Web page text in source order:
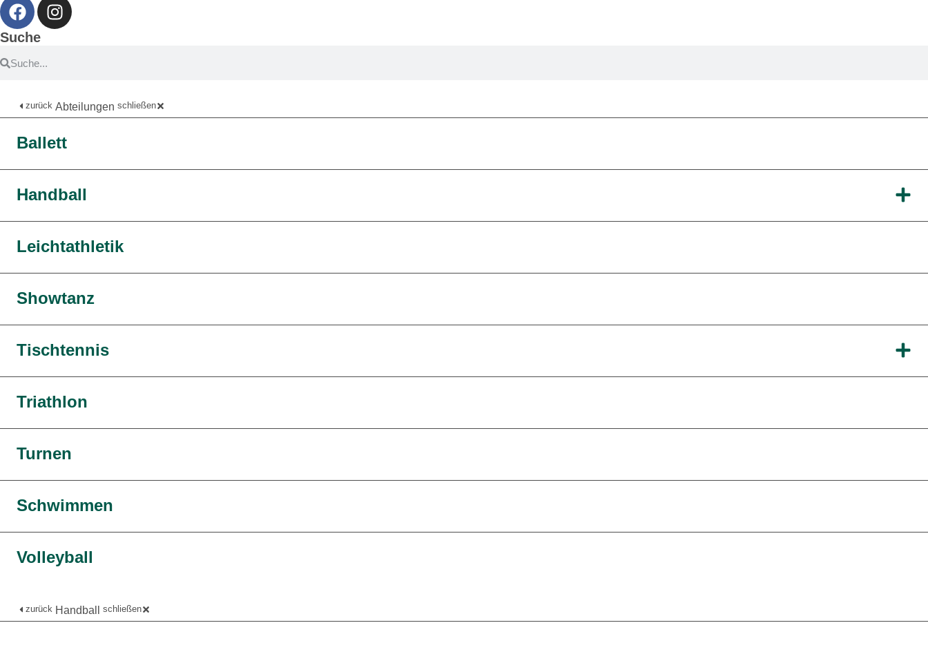
Suche
zurück Abteilungen schließen
Ballett
Handball
Leichtathletik
Showtanz
Tischtennis
Triathlon
Turnen
Schwimmen
Volleyball
zurück Handball schließen